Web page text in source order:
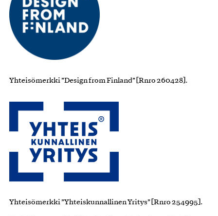
Yhteisömerkki ”Design from Finland” [Rnro 260428].
Yhteisömerkki ”Yhteiskunnallinen Yritys” [Rnro 254995].